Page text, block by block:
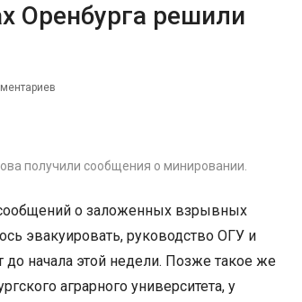
Оренбурга решили
получили сообщения о минировании.
о заложенных взрывных
эвакуировать, руководство ОГУ и
до начала этой недели. Позже такое же
аграрного университета, у